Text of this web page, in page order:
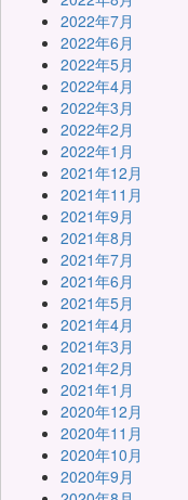
2022年7月
2022年6月
2022年5月
2022年4月
2022年3月
2022年2月
2022年1月
2021年12月
2021年11月
2021年9月
2021年8月
2021年7月
2021年6月
2021年5月
2021年4月
2021年3月
2021年2月
2021年1月
2020年12月
2020年11月
2020年10月
2020年9月